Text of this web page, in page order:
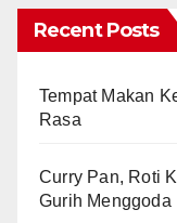
Recent Posts
Tempat Makan
Rasa
Curry Pan, Roti
Gurih Menggoda